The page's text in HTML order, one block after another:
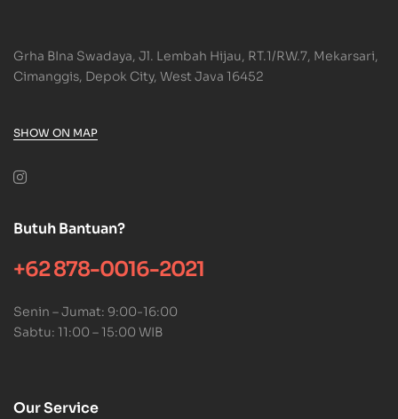
Grha BIna Swadaya, Jl. Lembah Hijau, RT.1/RW.7, Mekarsari,
Cimanggis, Depok City, West Java 16452
SHOW ON MAP
Butuh Bantuan?
+62 878-0016-2021
Senin – Jumat: 9:00-16:00
Sabtu: 11:00 – 15:00 WIB
Our Service